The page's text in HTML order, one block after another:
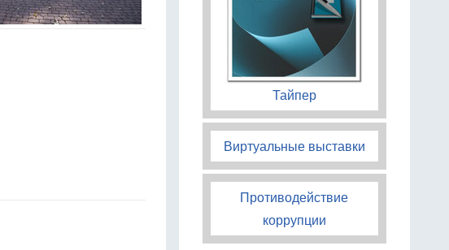
Тайпер
Виртуальные выставки
Противодействие
коррупции